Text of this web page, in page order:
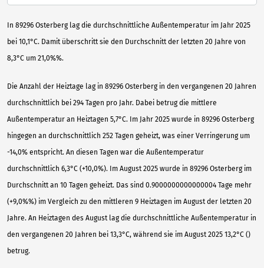
In 89296 Osterberg lag die durchschnittliche Außentemperatur im Jahr 2025
bei 10,1°C. Damit überschritt sie den Durchschnitt der letzten 20 Jahre von
8,3°C um 21,0%%.
Die Anzahl der Heiztage lag in 89296 Osterberg in den vergangenen 20 Jahren
durchschnittlich bei 294 Tagen pro Jahr. Dabei betrug die mittlere
Außentemperatur an Heiztagen 5,7°C. Im Jahr 2025 wurde in 89296 Osterberg
hingegen an durchschnittlich 252 Tagen geheizt, was einer Verringerung um
-14,0% entspricht. An diesen Tagen war die Außentemperatur
durchschnittlich 6,3°C (+10,0%). Im August 2025 wurde in 89296 Osterberg im
Durchschnitt an 10 Tagen geheizt. Das sind 0.9000000000000004 Tage mehr
(+9,0%%) im Vergleich zu den mittleren 9 Heiztagen im August der letzten 20
Jahre. An Heiztagen des August lag die durchschnittliche Außentemperatur in
den vergangenen 20 Jahren bei 13,3°C, während sie im August 2025 13,2°C ()
betrug.